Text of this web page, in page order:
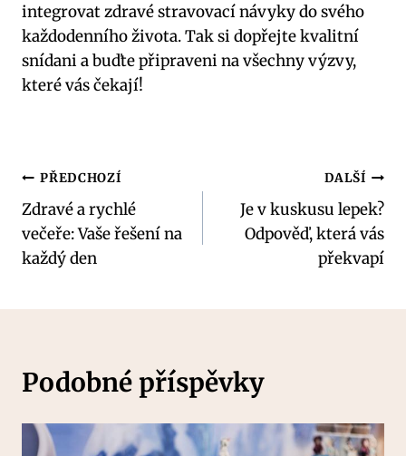
integrovat zdravé stravovací návyky do svého
každodenního života. Tak si dopřejte kvalitní
snídani a buďte připraveni na všechny výzvy,
které vás čekají!
Navigace
pro
příspěvek
PŘEDCHOZÍ
Zdravé a rychlé
večeře: Vaše řešení na
každý den
DALŠÍ
Je v kuskusu lepek?
Odpověď, která vás
překvapí
Podobné příspěvky